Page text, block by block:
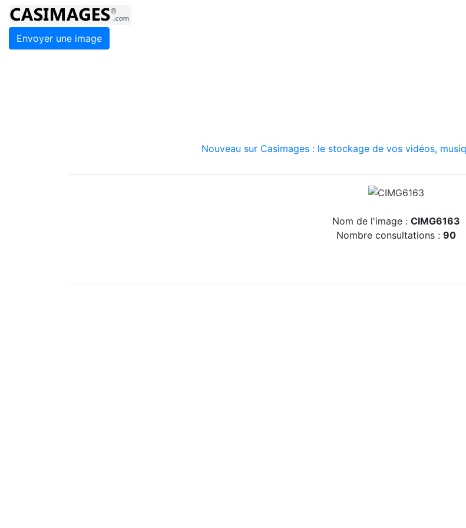
Envoyer une image
Nouveau sur Casimages : le stockage de vos vidéos,
Nom de l'image : CIMG6163
Nombre consultations : 90